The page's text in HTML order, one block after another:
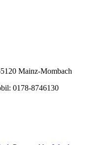
Mainz-Mombach
0178-8746130